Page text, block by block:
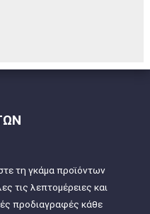
τη γκάμα προϊόντων
τις λεπτομέρειες και
προδιαγραφές κάθε